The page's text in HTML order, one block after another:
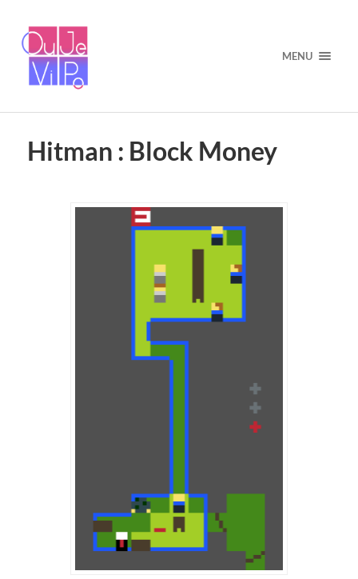
MENU
Hitman : Block Money